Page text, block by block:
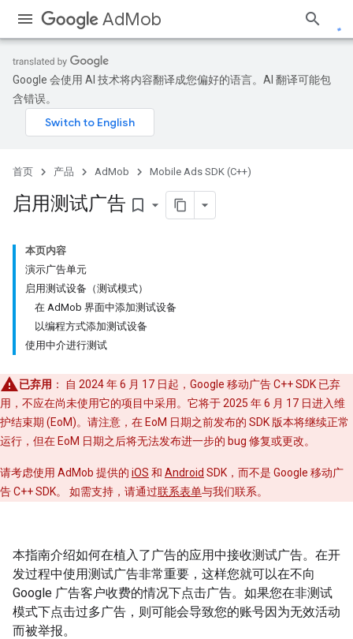
AdMob
Google 会使用 AI 技术将内容翻译成您偏好的语言。AI 翻译可能包
含错误。
首页 产品 AdMob Mobile Ads SDK (C++)
启用测试广告 bookmark_border
本页内容
演示广告单元
启用测试设备（测试模式）
在 AdMob 界面中添加测试设备
以编程方式添加测试设备
使用中介进行测试
已弃用 ： 自 2024 年 6 月 17 日起，Google 移动广告 C++ SDK 已弃
用 ，不应在尚未使用它的项目中采用。它将于 2025 年 6 月 17 日进入维
护结束期 (EoM)。请注意，在 EoM 日期之前发布的 SDK 版本将继续正常
运行，但在 EoM 日期之后将无法发布进一步的 bug 修复或更改。
请考虑使用 AdMob 提供的 iOS 和 Android SDK，而不是 Google 移动广
告 C++ SDK。 如需支持，请通过联系表单与我们联系。
本指南介绍如何在植入了广告的应用中接收测试广告。在开
发过程中使用测试广告非常重要，这样您就可以在不向
Google 广告客户收费的情况下点击广告。如果您在非测试
模式下点击过多广告，则可能会导致您的账号因为无效活动
而被举报。